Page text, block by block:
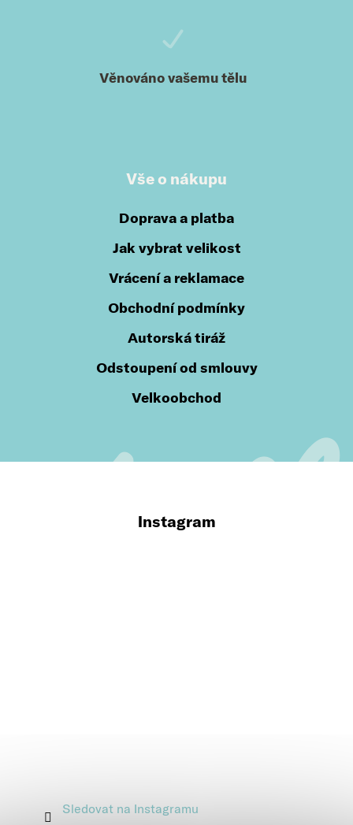
Věnováno vašemu tělu
Vše o nákupu
Doprava a platba
Jak vybrat velikost
Vrácení a reklamace
Obchodní podmínky
Autorská tiráž
Odstoupení od smlouvy
Velkoobchod
Instagram
Sledovat na Instagramu